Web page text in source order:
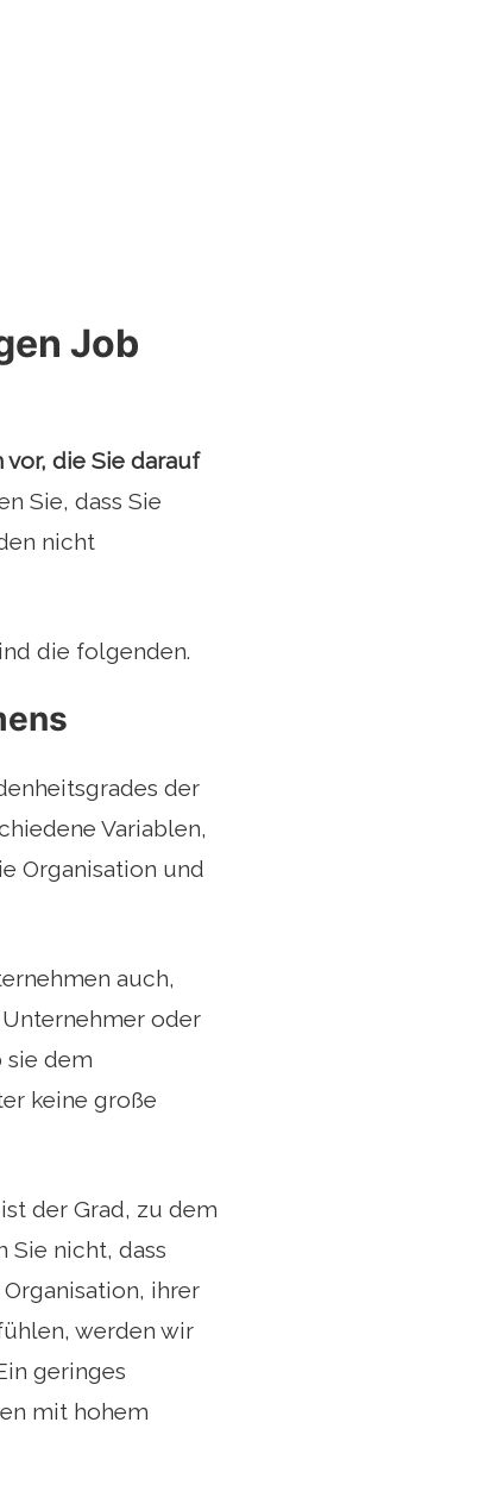
Job
die Sie darauf
Sie, dass Sie
nicht
die folgenden.
der
Variablen,
Organisation und
auch,
oder
sie dem
keine große
der Grad, zu dem
Sie nicht, dass
ihrer
werden wir
geringes
mit hohem